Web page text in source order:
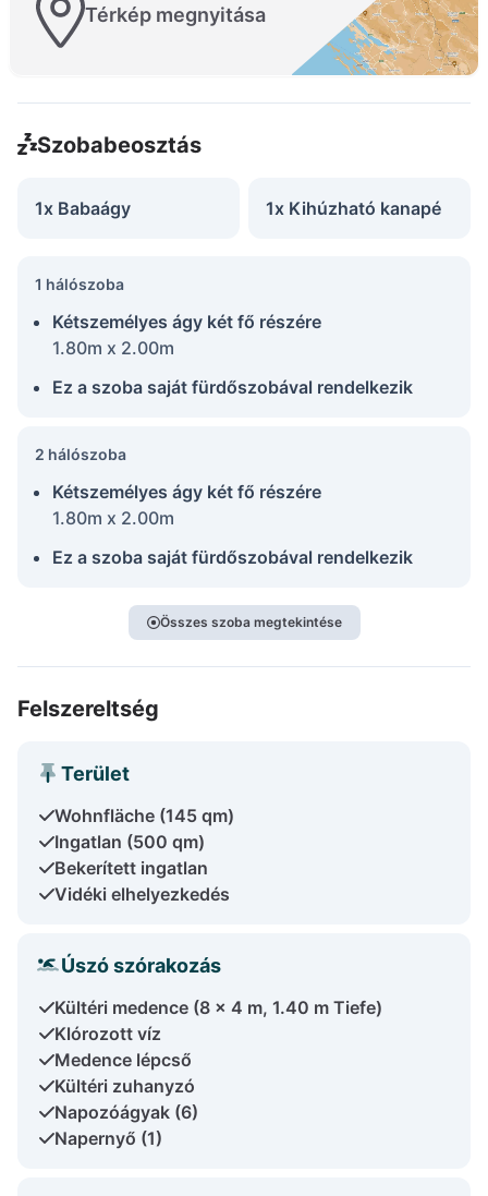
Térkép megnyitása
Szobabeosztás
1x Babaágy 1x Kihúzható kanapé
1 hálószoba
Kétszemélyes ágy két fő részére
1.80m x 2.00m
Ez a szoba saját fürdőszobával rendelkezik
2 hálószoba
Kétszemélyes ágy két fő részére
1.80m x 2.00m
Ez a szoba saját fürdőszobával rendelkezik
Összes szoba megtekintése
Felszereltség
Terület
Wohnfläche (145 qm)
Ingatlan (500 qm)
Bekerített ingatlan
Vidéki elhelyezkedés
Úszó szórakozás
Kültéri medence (8 x 4 m, 1.40 m Tiefe)
Klórozott víz
Medence lépcső
Kültéri zuhanyzó
Napozóágyak (6)
Napernyő (1)